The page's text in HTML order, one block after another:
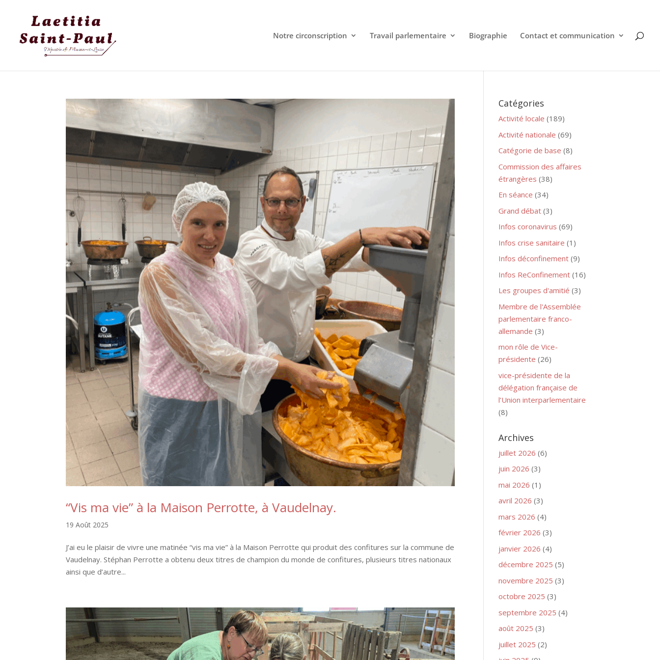
Notre circonscription Travail parlementaire Biographie Contact et communication
“Vis ma vie” à la Maison Perrotte, à Vaudelnay.
19 Août 2025
J’ai eu le plaisir de vivre une matinée “vis ma vie” à la Maison Perrotte qui produit des confitures sur la commune de
Vaudelnay. Stéphan Perrotte a obtenu deux titres de champion du monde de confitures, plusieurs titres nationaux
ainsi que d’autre...
Catégories
Activité locale (189)
Activité nationale (69)
Catégorie de base (8)
Commission des affaires
étrangères (38)
En séance (34)
Grand débat (3)
Infos coronavirus (69)
Infos crise sanitaire (1)
Infos déconfinement (9)
Infos ReConfinement (16)
Les groupes d'amitié (3)
Membre de l'Assemblée
parlementaire franco-
allemande (3)
mon rôle de Vice-
présidente (26)
vice-présidente de la
délégation française de
l’Union interparlementaire
(8)
Archives
juillet 2026 (6)
juin 2026 (3)
mai 2026 (1)
avril 2026 (3)
mars 2026 (4)
février 2026 (3)
janvier 2026 (4)
décembre 2025 (5)
novembre 2025 (3)
octobre 2025 (3)
septembre 2025 (4)
août 2025 (3)
juillet 2025 (2)